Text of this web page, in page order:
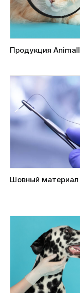
Продукция Animall
Шовный материал